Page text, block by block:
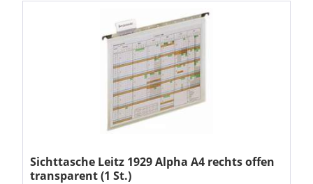
Sichttasche Leitz 1929 Alpha A4 rechts offen
transparent (1 St.)